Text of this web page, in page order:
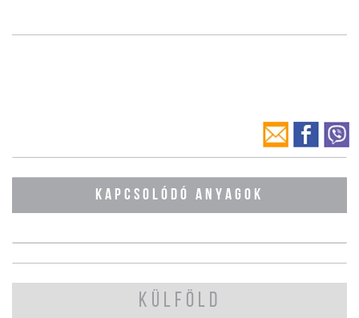
KAPCSOLÓDÓ ANYAGOK
KÜLFÖLD